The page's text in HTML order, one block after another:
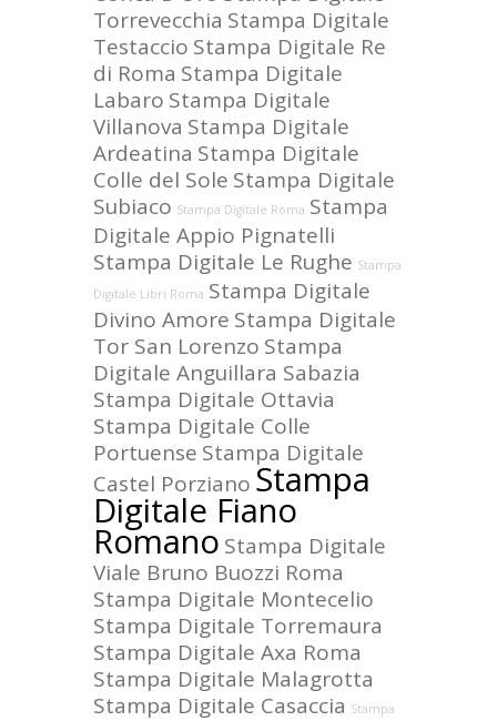
Torrevecchia Stampa Digitale
Testaccio Stampa Digitale Re
di Roma Stampa Digitale
Labaro Stampa Digitale
Villanova Stampa Digitale
Ardeatina Stampa Digitale
Colle del Sole Stampa Digitale
Subiaco Stampa Digitale Roma Stampa
Digitale Appio Pignatelli
Stampa Digitale Le Rughe Stampa
Digitale Libri Roma Stampa Digitale
Divino Amore Stampa Digitale
Tor San Lorenzo Stampa
Digitale Anguillara Sabazia
Stampa Digitale Ottavia
Stampa Digitale Colle
Portuense Stampa Digitale
Castel Porziano Stampa
Digitale Fiano
Romano Stampa Digitale
Viale Bruno Buozzi Roma
Stampa Digitale Montecelio
Stampa Digitale Torremaura
Stampa Digitale Axa Roma
Stampa Digitale Malagrotta
Stampa Digitale Casaccia Stampa